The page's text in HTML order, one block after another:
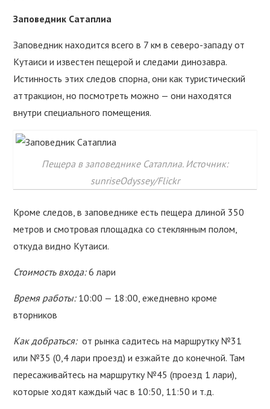
Заповедник Сатаплиа
Заповедник находится всего в 7 км в северо-западу от
Кутаиси и известен пещерой и следами динозавра.
Истинность этих следов спорна, они как туристический
аттракцион, но посмотреть можно — они находятся
внутри специального помещения.
Пещера в заповеднике Сатаплиа. Источник:
sunriseOdyssey/Flickr
Кроме следов, в заповеднике есть пещера длиной 350
метров и смотровая площадка со стеклянным полом,
откуда видно Кутаиси.
Стоимость входа:6 лари
Время работы:10:00 — 18:00, ежедневно кроме
вторников
Как добраться:от рынка садитесь на маршрутку №31
или №35 (0,4 лари проезд) и езжайте до конечной. Там
пересаживайтесь на маршрутку №45 (проезд 1 лари),
которые ходят каждый час в 10:50, 11:50 и т.д.